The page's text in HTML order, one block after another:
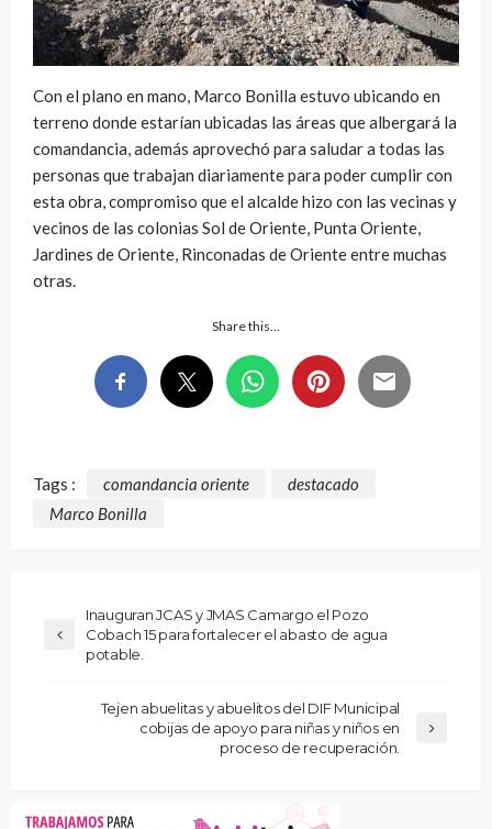
Con el plano en mano, Marco Bonilla estuvo ubicando en
terreno donde estarían ubicadas las áreas que albergará la
comandancia, además aprovechó para saludar a todas las
personas que trabajan diariamente para poder cumplir con
esta obra, compromiso que el alcalde hizo con las vecinas y
vecinos de las colonias Sol de Oriente, Punta Oriente,
Jardines de Oriente, Rinconadas de Oriente entre muchas
otras.
Share this…
Tags : comandancia oriente
destacado
Marco Bonilla
Inauguran JCAS y JMAS Camargo el Pozo
Cobach 15 para fortalecer el abasto de agua
potable.
Tejen abuelitas y abuelitos del DIF Municipal
cobijas de apoyo para niñas y niños en
proceso de recuperación.